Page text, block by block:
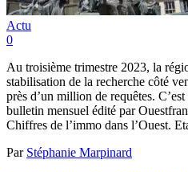
Actu
0
Au troisième trimestre 2023, la
stabilisation de la recherche côté
près d’un million de requêtes.
bulletin mensuel édité par
Chiffres de l’immo dans l’Ouest.
Par Stéphanie Marpinard